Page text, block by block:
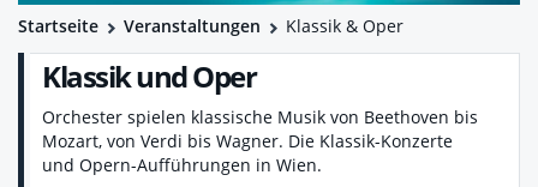
Startseite Veranstaltungen Klassik & Oper
Klassik und Oper
Orchester spielen klassische Musik von Beethoven bis
Mozart, von Verdi bis Wagner. Die Klassik-Konzerte
und Opern-Aufführungen in Wien.